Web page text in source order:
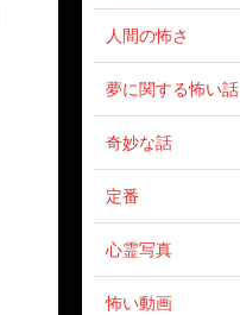
人間の怖さ
夢に関する怖い話
奇妙な話
定番
心霊写真
怖い動画